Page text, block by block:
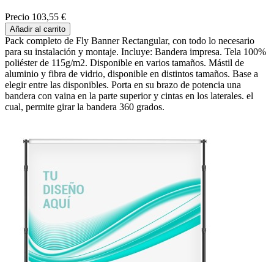
Precio 103,55 €
Añadir al carrito
Pack completo de Fly Banner Rectangular, con todo lo necesario
para su instalación y montaje. Incluye: Bandera impresa. Tela 100%
poliéster de 115g/m2. Disponible en varios tamaños. Mástil de
aluminio y fibra de vidrio, disponible en distintos tamaños. Base a
elegir entre las disponibles. Porta en su brazo de potencia una
bandera con vaina en la parte superior y cintas en los laterales. el
cual, permite girar la bandera 360 grados.